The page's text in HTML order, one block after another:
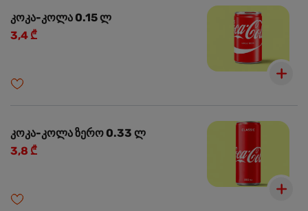
კოკა-კოლა 0.15 ლ
3,4 ₾
კოკა-კოლა ზერო 0.33 ლ
3,8 ₾